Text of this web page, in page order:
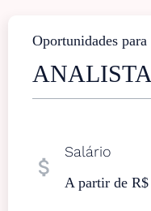
Oportunidades para
attach_money
Salário
A partir de